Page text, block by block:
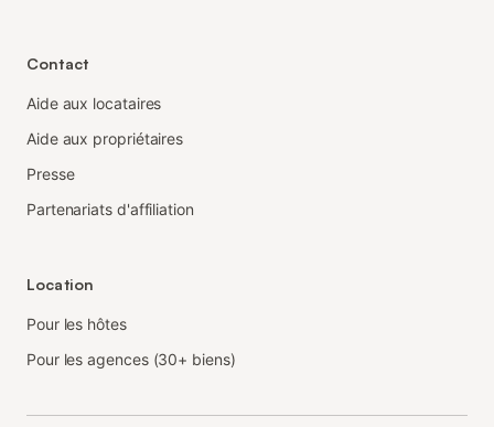
Contact
Aide aux locataires
Aide aux propriétaires
Presse
Partenariats d'affiliation
Location
Pour les hôtes
Pour les agences (30+ biens)